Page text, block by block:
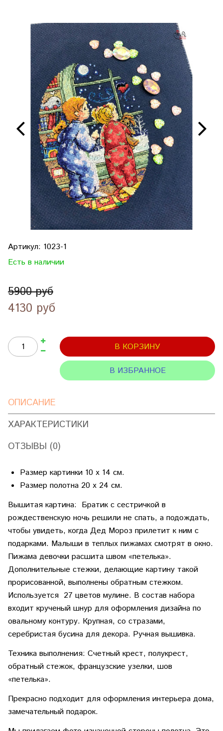
Артикул: 1023-1
Есть в наличии
5900 руб
4130 руб
В КОРЗИНУ
В ИЗБРАННОЕ
ОПИСАНИЕ
ХАРАКТЕРИСТИКИ
ОТЗЫВЫ (0)
Размер картинки 10 х 14 см.
Размер полотна 20 х 24 см.
Вышитая картина: Братик с сестричкой в
рождественскую ночь решили не спать, а подождать,
чтобы увидеть, когда Дед Мороз прилетит к ним с
подарками. Малыши в теплых пижамах смотрят в окно.
Пижама девочки расшита швом «петелька».
Дополнительные стежки, делающие картину такой
прорисованной, выполнены обратным стежком.
Используется 27 цветов мулине. В состав набора
входит крученый шнур для оформления дизайна по
овальному контуру. Крупная, со стразами,
серебристая бусина для декора. Ручная вышивка.
Техника выполнения: Счетный крест, полукрест,
обратный стежок, французские узелки, шов
«петелька».
Прекрасно подходит для оформления интерьера дома,
замечательный подарок.